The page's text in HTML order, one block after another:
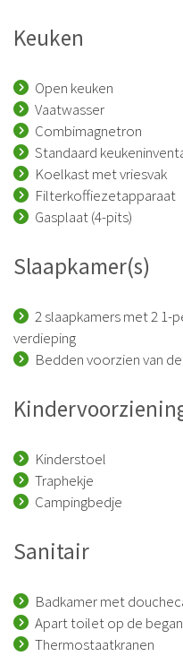
Keuken
Open keuken
Vaatwasser
Combimagnetron
Standaard
Koelkast met vriesvak
Filterkoffiezetapparaat
Gasplaat (4-pits)
Slaapkamer(s)
2 slaapkamers met 2 1-
verdieping
Bedden voorzien van
Kinderstoel
Traphekje
Campingbedje
Sanitair
Badkamer met
Apart toilet op de
Thermostaatkranen